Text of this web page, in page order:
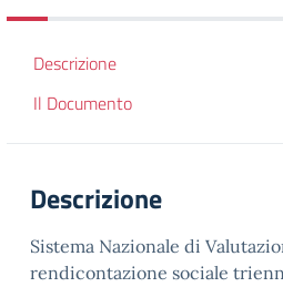
Descrizione
Il Documento
Descrizione
Sistema Nazionale di
rendicontazione sociale